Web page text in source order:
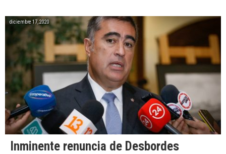
diciembre 17, 2020
Inminente renuncia de Desbordes